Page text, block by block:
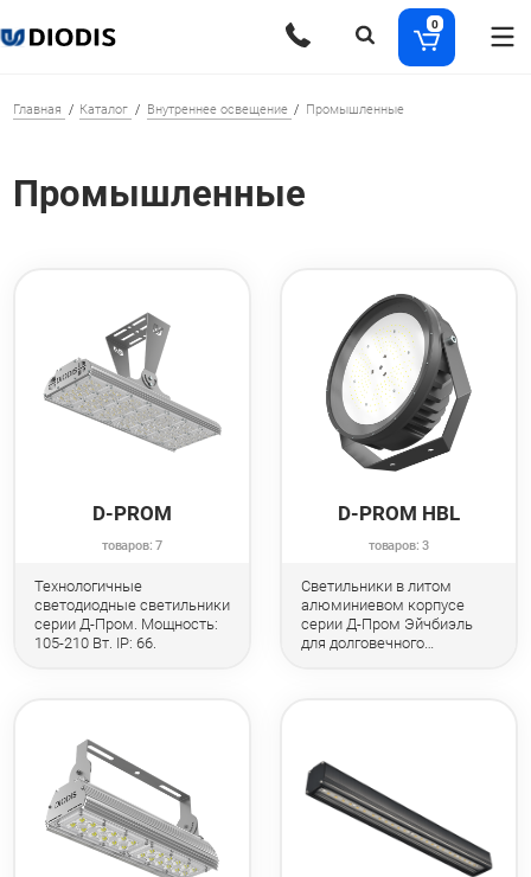
0
Главная Каталог Внутреннее освещение Промышленные
Промышленные
D-PROM
товаров: 7
Технологичные
светодиодные светильники
серии Д-Пром. Мощность:
105-210 Вт. IP: 66.
D-PROM HBL
товаров: 3
Светильники в литом
алюминиевом корпусе
серии Д-Пром Эйчбиэль
для долговечного